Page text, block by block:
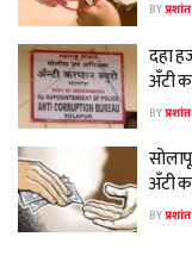
BY
दहा
अँटी
BY
अँटी
BY